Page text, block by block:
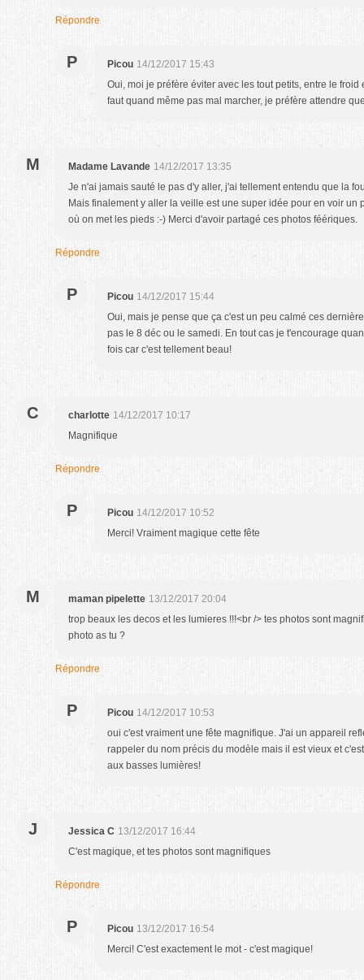
Répondre
P Picou 14/12/2017 15:43
Oui, moi je préfère éviter avec les tout petits, entre le froid
faut quand même pas mal marcher, je préfère attendre
M Madame Lavande 14/12/2017 13:35
Je n'ai jamais sauté le pas d'y aller, j'ai tellement entendu que la
Mais finalement y aller la veille est une super idée pour en voir un
où on met les pieds :-) Merci d'avoir partagé ces photos féériques.
Répondre
P Picou 14/12/2017 15:44
Oui, mais je pense que ça c'est un peu calmé ces
pas le 8 déc ou le samedi. En tout cas je t'encourage
fois car c'est tellement beau!
C charlotte 14/12/2017 10:17
Magnifique
Répondre
P Picou 14/12/2017 10:52
Merci! Vraiment magique cette fête
M maman pipelette 13/12/2017 20:04
trop beaux les decos et les lumieres !!!<br /> tes photos sont
photo as tu ?
Répondre
P Picou 14/12/2017 10:53
oui c'est vraiment une fête magnifique. J'ai un appareil
rappeler du nom précis du modèle mais il est vieux et
aux basses lumières!
J Jessica C 13/12/2017 16:44
C'est magique, et tes photos sont magnifiques
Répondre
P Picou 13/12/2017 16:54
Merci! C'est exactement le mot - c'est magique!